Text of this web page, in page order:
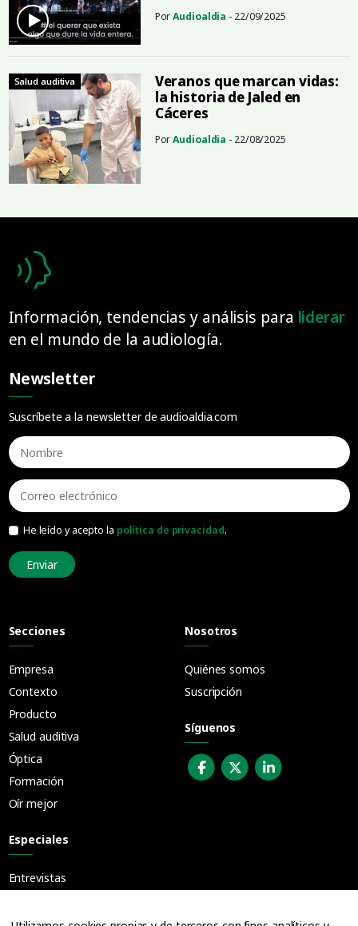
PorAudioaldia - 22/09/2025
Salud auditiva
Veranos que marcan vidas:
la historia de Jaled en
Cáceres
PorAudioaldia - 22/08/2025
Información, tendencias y análisis para liderar
en el mundo de la audiología.
Newsletter
Suscríbete a la newsletter de audioaldia.com
He leído y acepto la política de privacidad.
Enviar
Secciones
Empresa
Contexto
Producto
Salud auditiva
Óptica
Formación
Oír mejor
Especiales
Entrevistas
Cuadernos
Nosotros
Quiénes somos
Suscripción
Síguenos